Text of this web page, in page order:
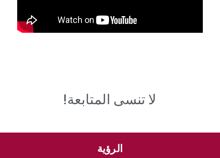
لا تنسى المتابعة!
الرؤية